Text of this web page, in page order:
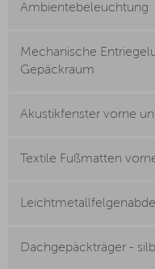
Ambientebeleuchtung
Mechanische
Gepäckraum
Akustikfenster vorne
Textile Fußmatten
Dachgepäckträger -